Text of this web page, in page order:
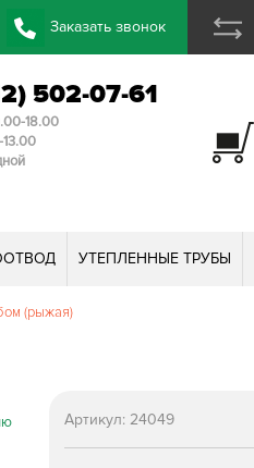
Заказать звонок
502-07-61
18.00
УТЕПЛЕННЫЕ ТРУБЫ
(рыжая)
Артикул:24049